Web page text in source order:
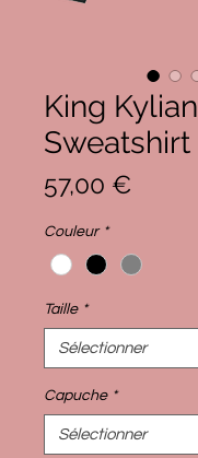
King Kylian
Sweatshirt
57,00 €
Couleur *
Taille *
Capuche *